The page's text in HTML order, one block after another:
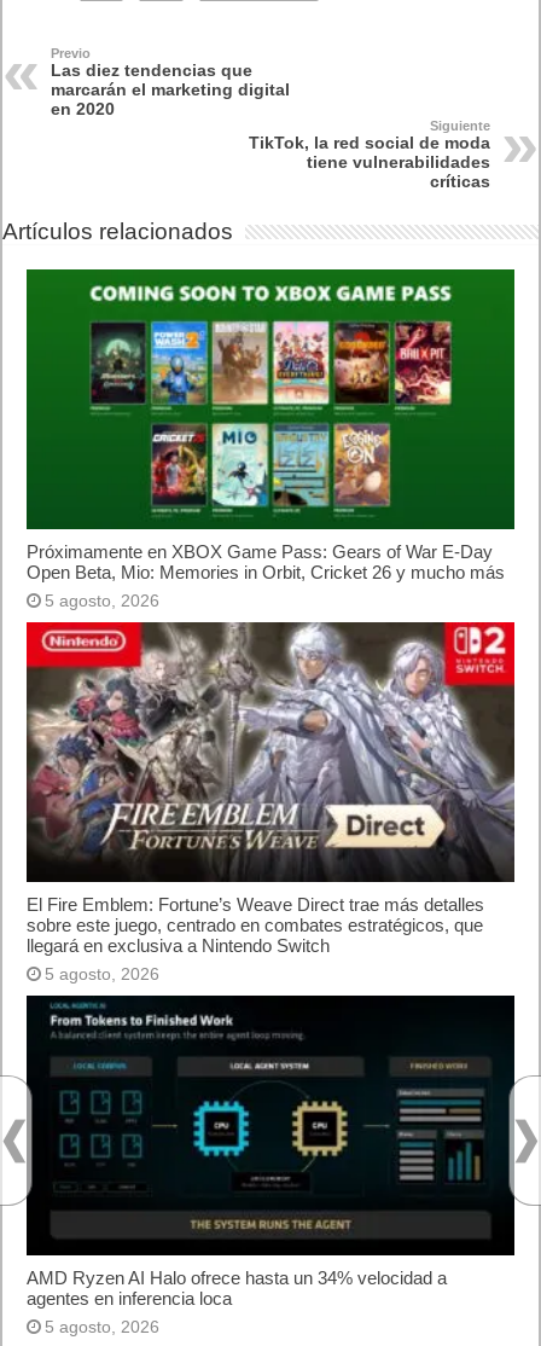
Previo
Las diez tendencias que
marcarán el marketing digital
en 2020
Siguiente
TikTok, la red social de moda
tiene vulnerabilidades
críticas
Artículos relacionados
Próximamente en XBOX Game Pass: Gears of War E-Day
Open Beta, Mio: Memories in Orbit, Cricket 26 y mucho más
5 agosto, 2026
El Fire Emblem: Fortune’s Weave Direct trae más detalles
sobre este juego, centrado en combates estratégicos, que
llegará en exclusiva a Nintendo Switch
5 agosto, 2026
AMD Ryzen AI Halo ofrece hasta un 34% velocidad a
agentes en inferencia loca
5 agosto, 2026